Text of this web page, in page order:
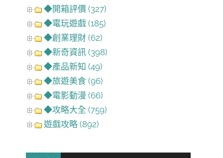
◆開箱評價 (327)
◆電玩遊戲 (185)
◆創業理財 (62)
◆新奇資訊 (398)
◆產品新知 (49)
◆旅遊美食 (96)
◆電影動漫 (66)
◆攻略大全 (759)
遊戲攻略 (892)